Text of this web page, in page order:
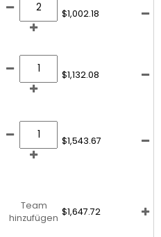
$1,002.18
$1,132.08
$1,543.67
Team
hinzufügen
$1,647.72